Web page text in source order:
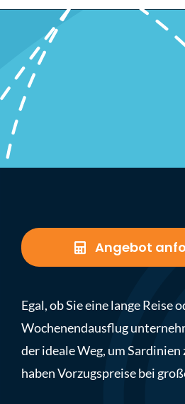
Angebot
Egal, ob Sie eine lange Reise
Wochenendausflug
der ideale Weg, um
haben Vorzugspreise bei